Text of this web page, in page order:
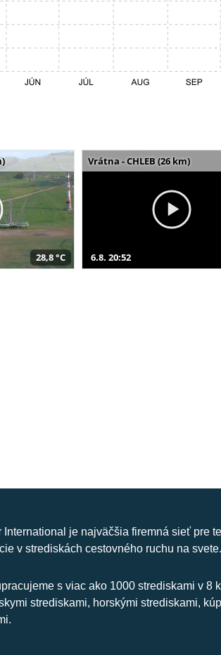
28,8 °C
Vrátna - CHLEB (26 km)
6.8. 20:52
International je najväčšia firemná sieť pre
v strediskách cestovného ruchu na svete.
s viac ako 1000 strediskami v 8
strediskami, horskými strediskami,